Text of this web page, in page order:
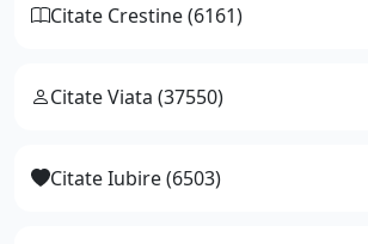
Citate Crestine (6161)
Citate Viata (37550)
Citate Iubire (6503)